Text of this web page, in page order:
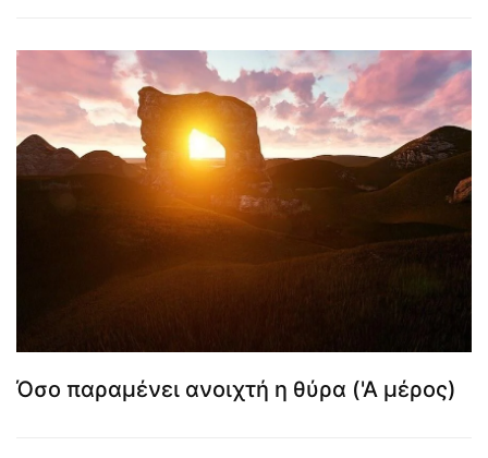
Όσο παραμένει ανοιχτή η θύρα ('Α μέρος)